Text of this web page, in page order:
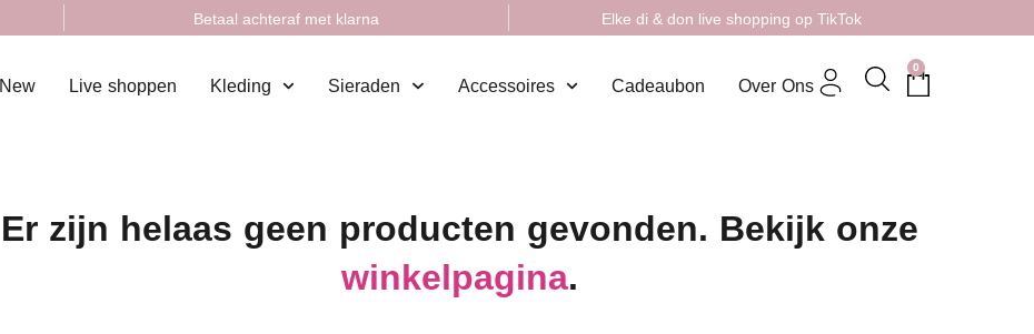
Betaal achteraf met klarna Elke di & don live shopping op TikTok
New Live shoppen Kleding Sieraden Accessoires Cadeaubon Over Ons
0
Er zijn helaas geen producten gevonden. Bekijk onze
winkelpagina.